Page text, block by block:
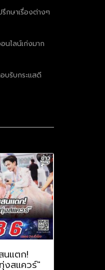
กษาเรื่องต่างๆ
นไลน์เก่งมาก
บรับกระแสดี
นแตก!
งสแควร์"